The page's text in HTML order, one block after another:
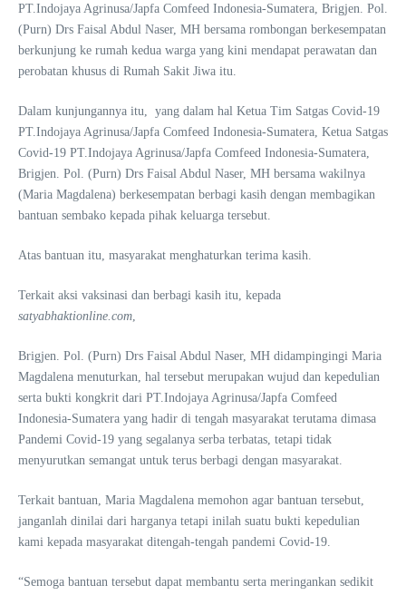
PT.Indojaya Agrinusa/Japfa Comfeed Indonesia-Sumatera, Brigjen. Pol.
(Purn) Drs Faisal Abdul Naser, MH bersama rombongan berkesempatan
berkunjung ke rumah kedua warga yang kini mendapat perawatan dan
perobatan khusus di Rumah Sakit Jiwa itu.
Dalam kunjungannya itu, yang dalam hal Ketua Tim Satgas Covid-19
PT.Indojaya Agrinusa/Japfa Comfeed Indonesia-Sumatera, Ketua Satgas
Covid-19 PT.Indojaya Agrinusa/Japfa Comfeed Indonesia-Sumatera,
Brigjen. Pol. (Purn) Drs Faisal Abdul Naser, MH bersama wakilnya
(Maria Magdalena) berkesempatan berbagi kasih dengan membagikan
bantuan sembako kepada pihak keluarga tersebut.
Atas bantuan itu, masyarakat menghaturkan terima kasih.
Terkait aksi vaksinasi dan berbagi kasih itu, kepada
satyabhaktionline.com,
Brigjen. Pol. (Purn) Drs Faisal Abdul Naser, MH didampingingi Maria
Magdalena menuturkan, hal tersebut merupakan wujud dan kepedulian
serta bukti kongkrit dari PT.Indojaya Agrinusa/Japfa Comfeed
Indonesia-Sumatera yang hadir di tengah masyarakat terutama dimasa
Pandemi Covid-19 yang segalanya serba terbatas, tetapi tidak
menyurutkan semangat untuk terus berbagi dengan masyarakat.
Terkait bantuan, Maria Magdalena memohon agar bantuan tersebut,
janganlah dinilai dari harganya tetapi inilah suatu bukti kepedulian
kami kepada masyarakat ditengah-tengah pandemi Covid-19.
“Semoga bantuan tersebut dapat membantu serta meringankan sedikit